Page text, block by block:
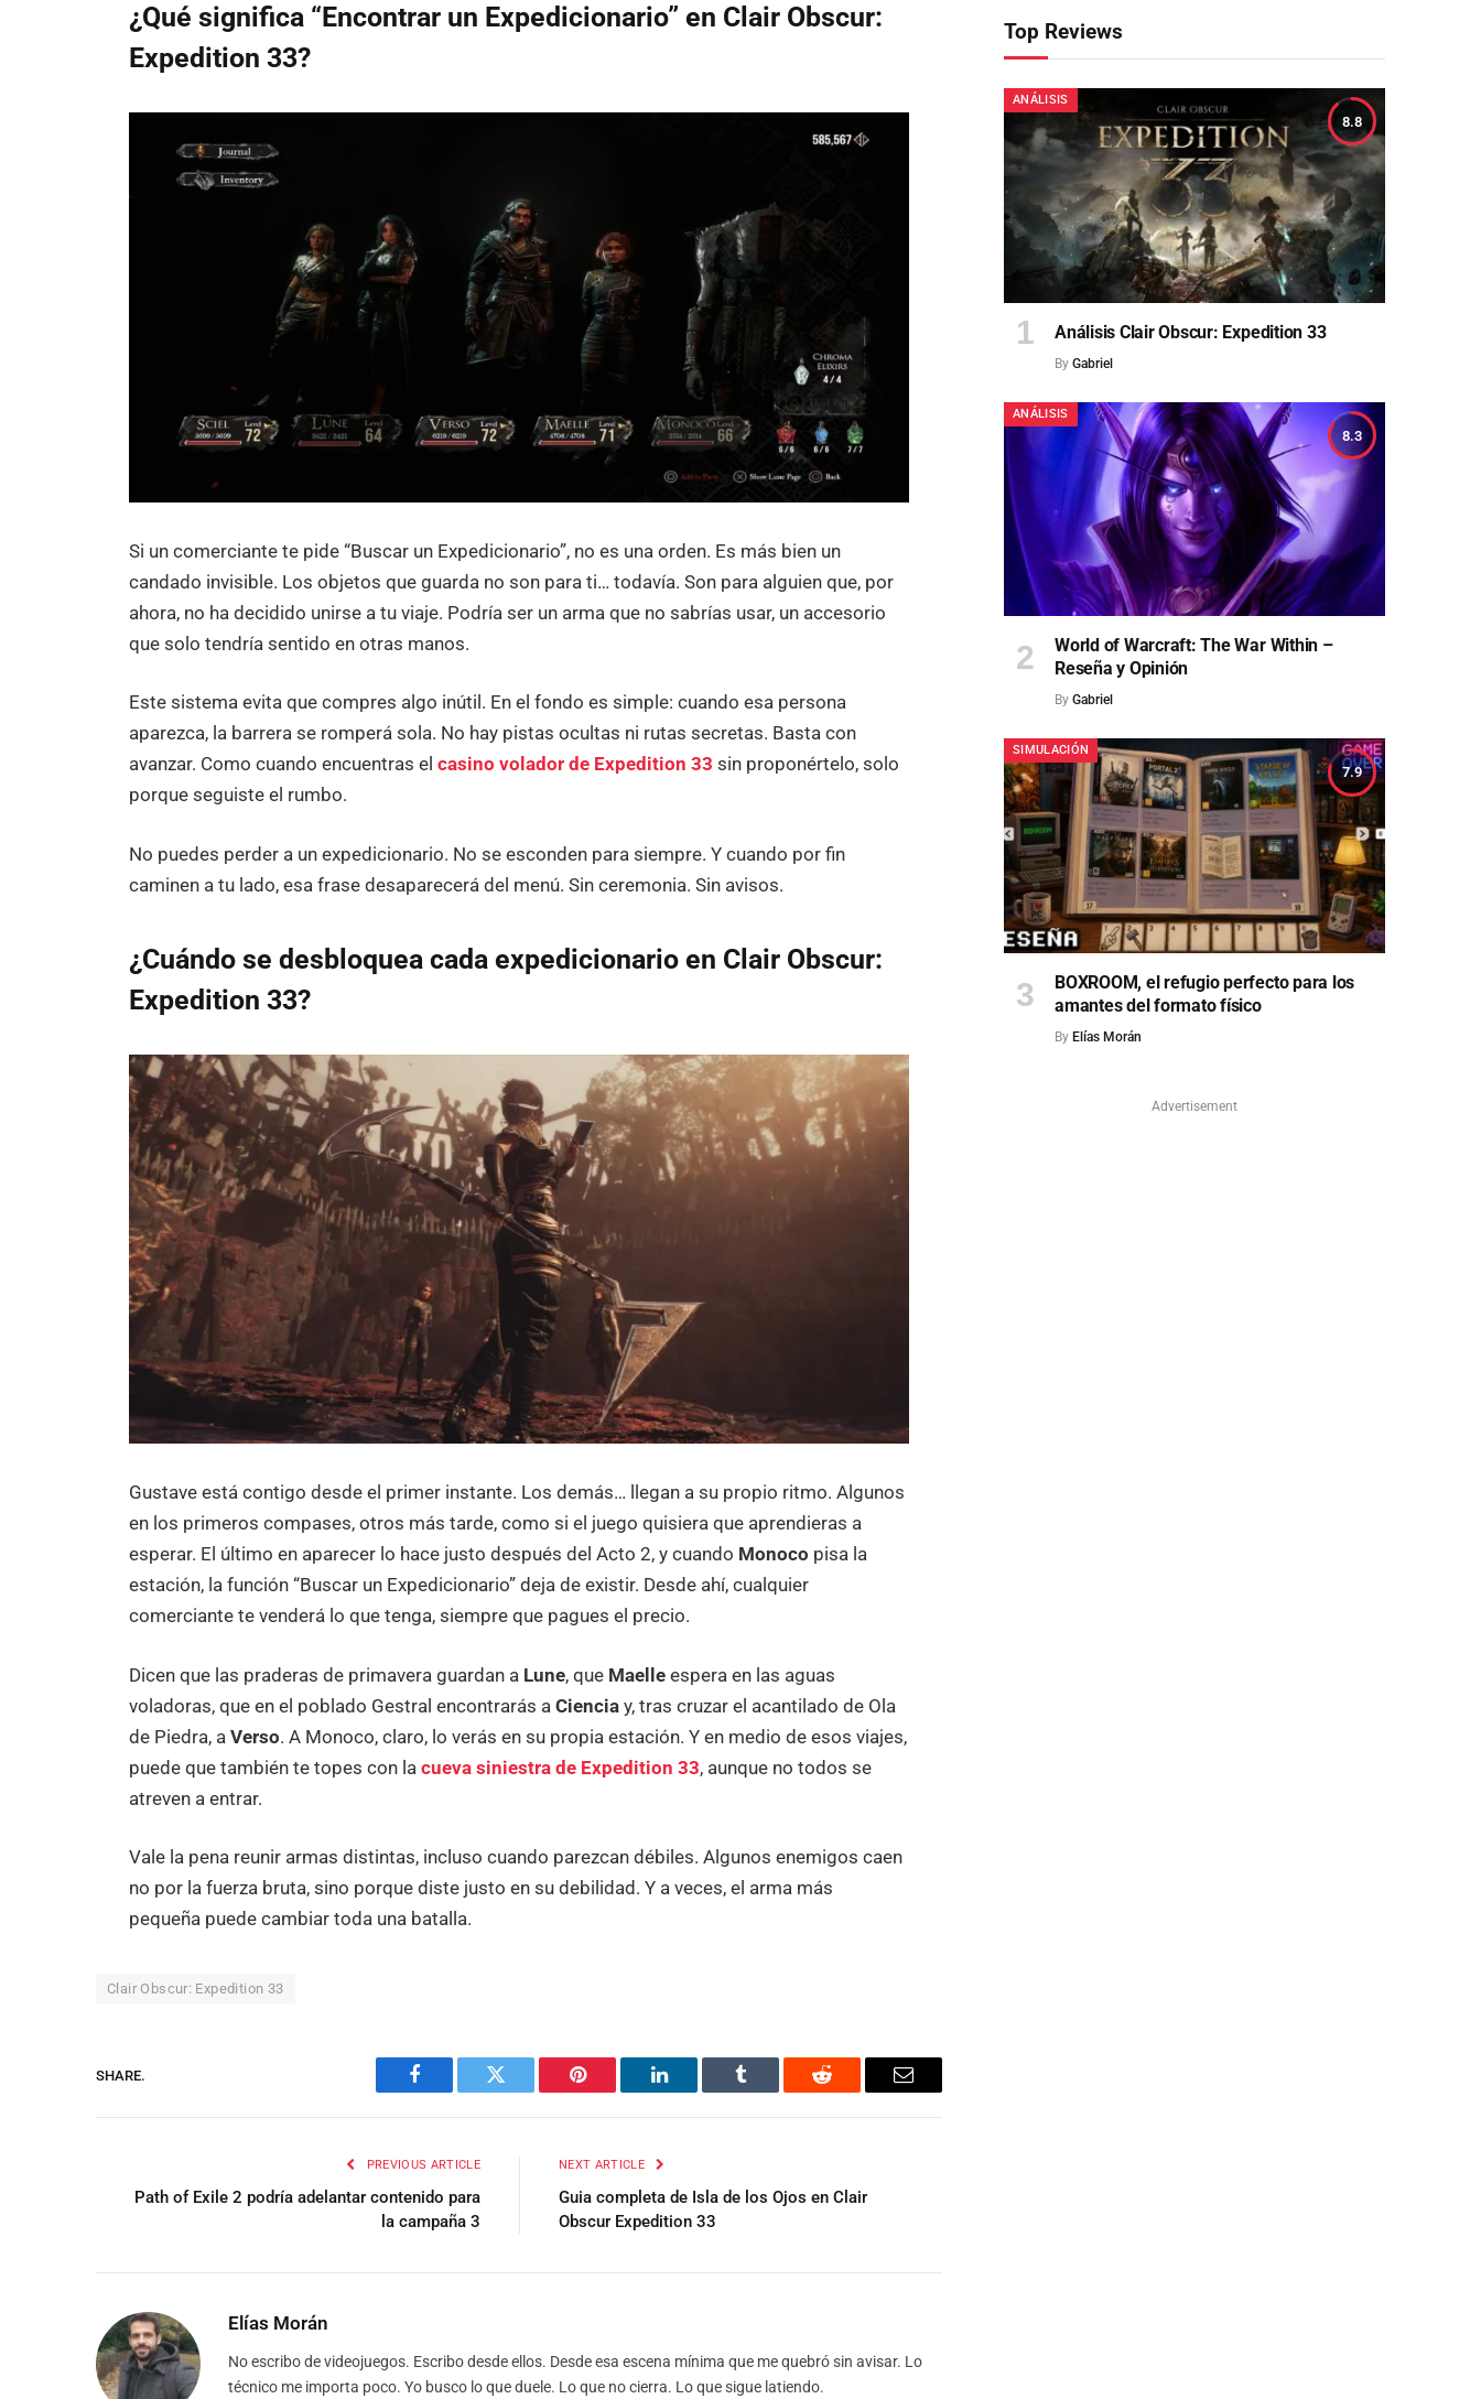
¿Qué significa “Encontrar un Expedicionario” en Clair Obscur:
Expedition 33?
Si un comerciante te pide “Buscar un Expedicionario”, no es una orden. Es más bien un
candado invisible. Los objetos que guarda no son para ti… todavía. Son para alguien que, por
ahora, no ha decidido unirse a tu viaje. Podría ser un arma que no sabrías usar, un accesorio
que solo tendría sentido en otras manos.
Este sistema evita que compres algo inútil. En el fondo es simple: cuando esa persona
aparezca, la barrera se romperá sola. No hay pistas ocultas ni rutas secretas. Basta con
avanzar. Como cuando encuentras elcasino volador de Expedition 33 sin proponértelo, solo
porque seguiste el rumbo.
No puedes perder a un expedicionario. No se esconden para siempre. Y cuando por fin
caminen a tu lado, esa frase desaparecerá del menú. Sin ceremonia. Sin avisos.
¿Cuándo se desbloquea cada expedicionario en Clair Obscur:
Expedition 33?
Gustave está contigo desde el primer instante. Los demás… llegan a su propio ritmo. Algunos
en los primeros compases, otros más tarde, como si el juego quisiera que aprendieras a
esperar. El último en aparecer lo hace justo después del Acto 2, y cuando Monoco pisa la
estación, la función “Buscar un Expedicionario” deja de existir. Desde ahí, cualquier
comerciante te venderá lo que tenga, siempre que pagues el precio.
Dicen que las praderas de primavera guardan a Lune, que Maelle espera en las aguas
voladoras, que en el poblado Gestral encontrarás aCiencia y, tras cruzar el acantilado de Ola
de Piedra, aVerso. A Monoco, claro, lo verás en su propia estación. Y en medio de esos viajes,
puede que también te topes con lacueva siniestra de Expedition 33, aunque no todos se
atreven a entrar.
Vale la pena reunir armas distintas, incluso cuando parezcan débiles. Algunos enemigos caen
no por la fuerza bruta, sino porque diste justo en su debilidad. Y a veces, el arma más
pequeña puede cambiar toda una batalla.
Clair Obscur: Expedition 33
SHARE.
Facebook Twitter Pinterest LinkedIn Tumblr Reddit Email
PREVIOUS ARTICLE
Path of Exile 2 podría adelantar contenido para
la campaña 3
NEXT ARTICLE
Guia completa de Isla de los Ojos en Clair
Obscur Expedition 33
Elías Morán
No escribo de videojuegos. Escribo desde ellos. Desde esa escena mínima que me quebró sin avisar. Lo
técnico me importa poco. Yo busco lo que duele. Lo que no cierra. Lo que sigue latiendo.
Top Reviews
8.8
ANÁLISIS
Análisis Clair Obscur: Expedition 33
By Gabriel
8.3
ANÁLISIS
World of Warcraft: The War Within –
Reseña y Opinión
By Gabriel
7.9
SIMULACIÓN
BOXROOM, el refugio perfecto para los
amantes del formato físico
By Elías Morán
Advertisement